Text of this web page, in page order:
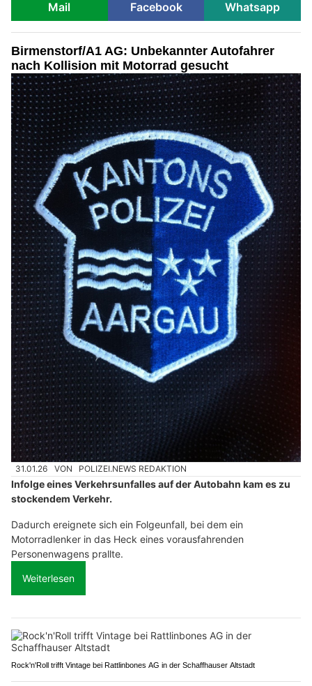
Mail
Facebook Whatsapp
Birmenstorf/A1 AG: Unbekannter Autofahrer
nach Kollision mit Motorrad gesucht
31.01.26 VON POLIZEI.NEWS REDAKTION
Infolge eines Verkehrsunfalles auf der Autobahn kam es zu
stockendem Verkehr.
Dadurch ereignete sich ein Folgeunfall, bei dem ein
Motorradlenker in das Heck eines vorausfahrenden
Personenwagens prallte.
Weiterlesen
Rock'n'Roll trifft Vintage bei Rattlinbones AG in der Schaffhauser Altstadt